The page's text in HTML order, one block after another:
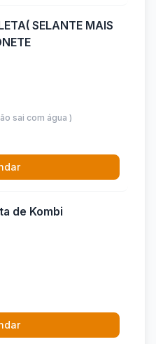
SELANTE MAIS
sai com água )
de Kombi